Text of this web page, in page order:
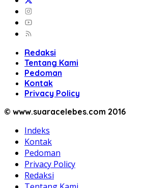
Redaksi
Tentang Kami
Pedoman
Kontak
Privacy Policy
© www.suaracelebes.com 2016
Indeks
Kontak
Pedoman
Privacy Policy
Redaksi